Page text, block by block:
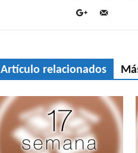
Artículo relacionados